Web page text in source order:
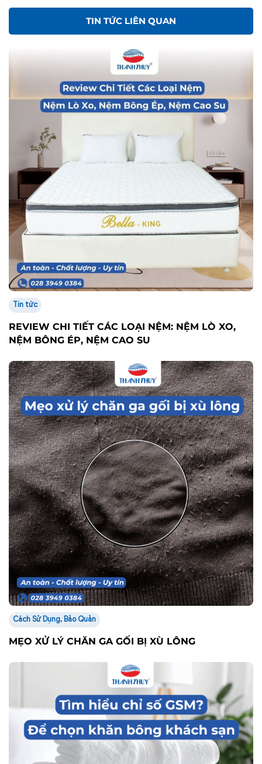
TIN TỨC LIÊN QUAN
Tin tức
REVIEW CHI TIẾT CÁC LOẠI NỆM: NỆM LÒ XO,
NỆM BÔNG ÉP, NỆM CAO SU
Cách Sử Dụng, Bảo Quản
MẸO XỬ LÝ CHĂN GA GỐI BỊ XÙ LÔNG